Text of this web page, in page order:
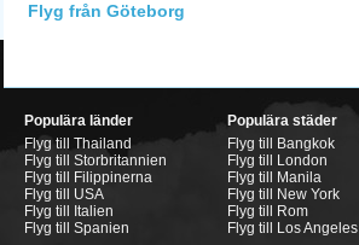
Flyg från Göteborg
Populära länder
Flyg till Thailand
Flyg till Storbritannien
Flyg till Filippinerna
Flyg till USA
Flyg till Italien
Flyg till Spanien
Populära städer
Flyg till Bangkok
Flyg till London
Flyg till Manila
Flyg till New York
Flyg till Rom
Flyg till Los Angeles